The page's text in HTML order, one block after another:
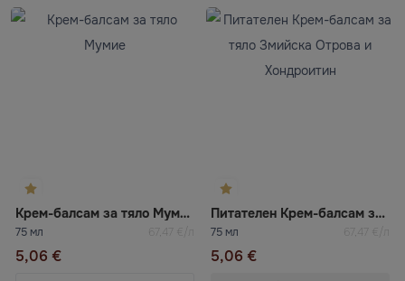
Крем-балсам за тяло Мумие
75 мл 67,47 €/л
5,06 €
Питателен Крем-балсам за тяло Змийска Отрова и Хондроитин
75 мл 67,47 €/л
5,06 €